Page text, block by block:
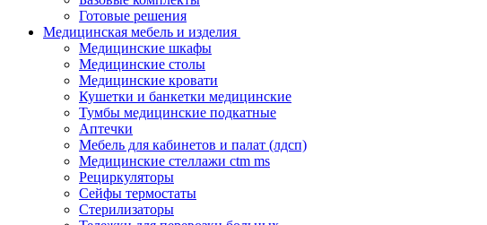
Готовые решения
Медицинская мебель и изделия
Медицинские шкафы
Медицинские столы
Медицинские кровати
Кушетки и банкетки медицинские
Тумбы медицинские подкатные
Аптечки
Мебель для кабинетов и палат (лдсп)
Медицинские стеллажи ctm ms
Рециркуляторы
Сейфы термостаты
Стерилизаторы